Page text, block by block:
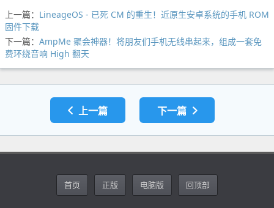
上一篇： LineageOS - 已死 CM 的重生！近原生安卓系统的手机 ROM
固件下载
下一篇： AmpMe 聚会神器！将朋友们手机无线串起来，组成一套免
费环绕音响 High 翻天
上一篇 下一篇
首页 正版 电脑版 回顶部